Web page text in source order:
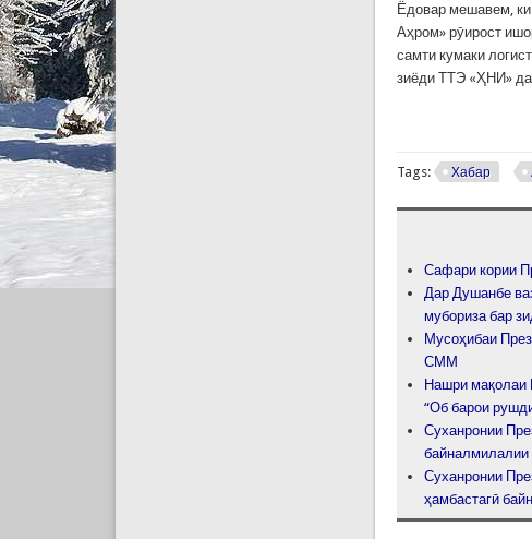
Ёдовар мешавем,
Аҳром» рӯирост
самти кумаки
зиёди ТТЭ «ҲНИ»
Tags: Хабар
Сафари кории
Дар Душанбе
мубориза бар
Мусоҳибаи
СММ
Нашри мақолаи
“Об барои
Суханронии
байналмилалии
Суханронии
ҳамбастагӣ